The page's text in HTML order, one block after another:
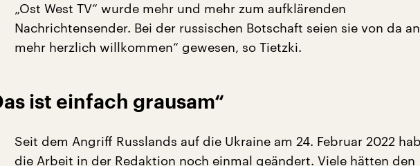
„Ost West TV“ wurde mehr und mehr zum aufklärenden
Nachrichtensender. Bei der russischen Botschaft seien sie von da
mehr herzlich willkommen“ gewesen, so Tietzki.
ist einfach grausam“
Seit dem Angriff Russlands auf die Ukraine am 24. Februar 2022
die Arbeit in der Redaktion noch einmal geändert. Viele hätten den